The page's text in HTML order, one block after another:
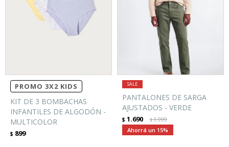
PROMO 3X2 KIDS
KIT DE 3 BOMBACHAS
INFANTILES DE ALGODÓN -
MULTICOLOR
$ 899
PANTALONES DE SARGA
AJUSTADOS - VERDE
$ 1.690 $1.999
15